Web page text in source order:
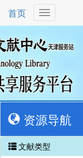
首页
资源导航
文献类型